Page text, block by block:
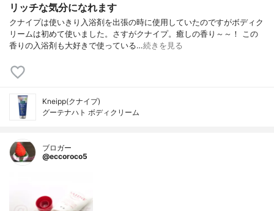
リッチな気分になれます
クナイプは使いきり入浴剤を出張の時に使用していたのですがボディク
リームは初めて使いました。さすがクナイプ。癒しの香り～～！ この
香りの入浴剤も大好きで使っている…続きを見る
Kneipp(クナイプ)
グーテナハト ボディクリーム
ブロガー
@eccoroco5